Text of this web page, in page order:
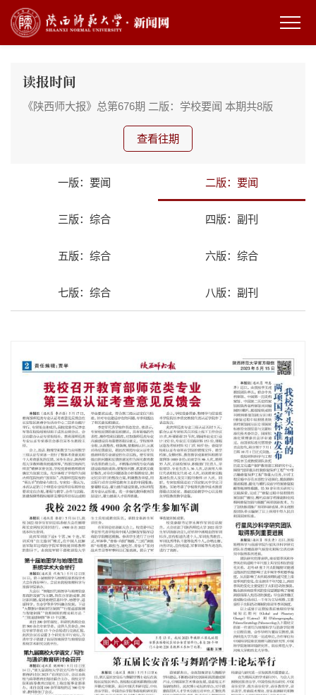
读报时间
《陕西师大报》总第676期 二版：学校要闻 本期共8版
查看往期
一版：要闻 二版：要闻
三版：综合 四版：副刊
五版：综合 六版：综合
七版：综合 八版：副刊